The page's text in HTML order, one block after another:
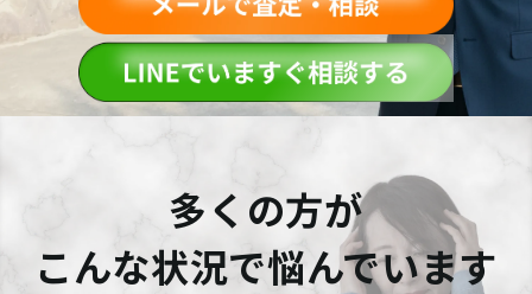
多くの方が
こんな状況で悩んでいます